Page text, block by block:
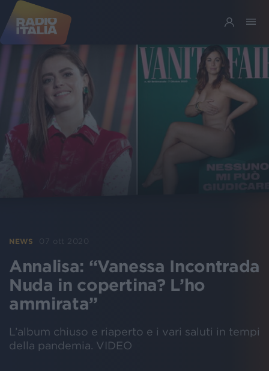
NEWS 07 ott 2020
Annalisa: “Vanessa Incontrada
Nuda in copertina? L’ho
ammirata”
L’album chiuso e riaperto e i vari saluti in tempi
della pandemia. VIDEO